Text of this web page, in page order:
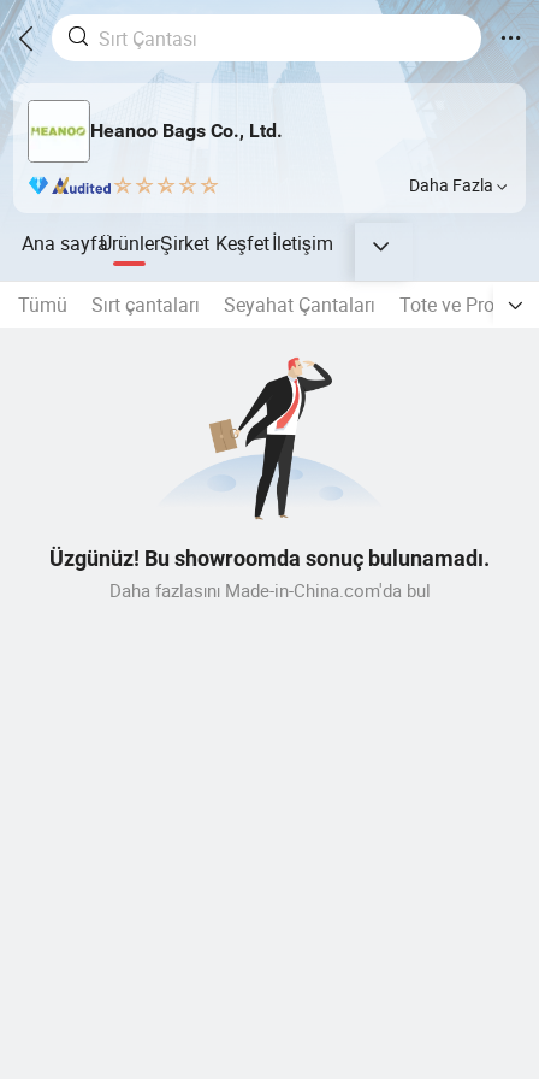
Heanoo Bags Co., Ltd.
Daha Fazla
Ana sayfaÜrünlerŞirket Keşfetİletişim
Tümü Sırt çantaları Seyahat Çantaları Tote ve
Üzgünüz! Bu showroomda sonuç bulunamadı.
Daha fazlasını Made-in-China.com'da bul